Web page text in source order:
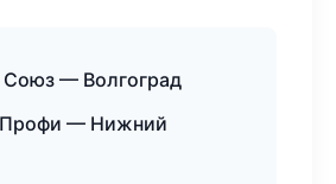
— Волгоград
— Нижний